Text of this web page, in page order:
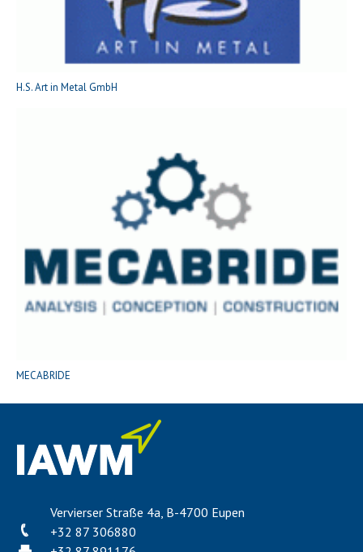
H.S. Art in Metal GmbH
MECABRIDE
Vervierser Straße 4a, B-4700 Eupen
+32 87 306880